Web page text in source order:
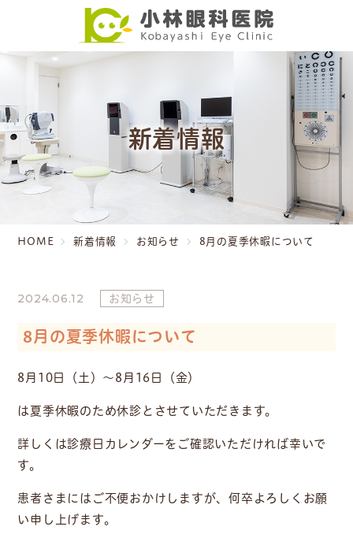
新着情報
HOME 新着情報 お知らせ 8月の夏季休暇について
2024.06.12 お知らせ
8月の夏季休暇について
8月10日（土）～8月16日（金）
は夏季休暇のため休診とさせていただきます。
詳しくは診療日カレンダーをご確認いただければ幸いで
す。
患者さまにはご不便おかけしますが、何卒よろしくお願
い申し上げます。